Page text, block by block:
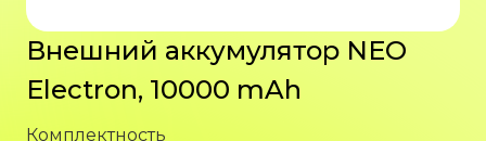
Внешний аккумулятор NEO
Electron, 10000 mAh
Комплектность